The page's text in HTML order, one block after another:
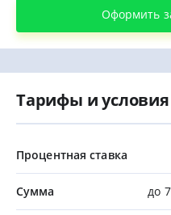
Оформить
Тарифы и условия
Процентная ставка
Сумма до